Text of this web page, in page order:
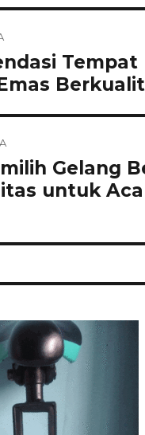
Tempat
Gelang
untuk